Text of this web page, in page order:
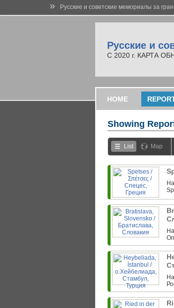
» Русские и советские мемориалы за
Русские и
С 2020 г. КАРТА
HOME
Showing
List Map